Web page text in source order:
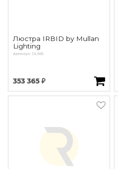
Люстра IRBID by Mullan
Lighting
Артикул: OL995
353 365 ₽